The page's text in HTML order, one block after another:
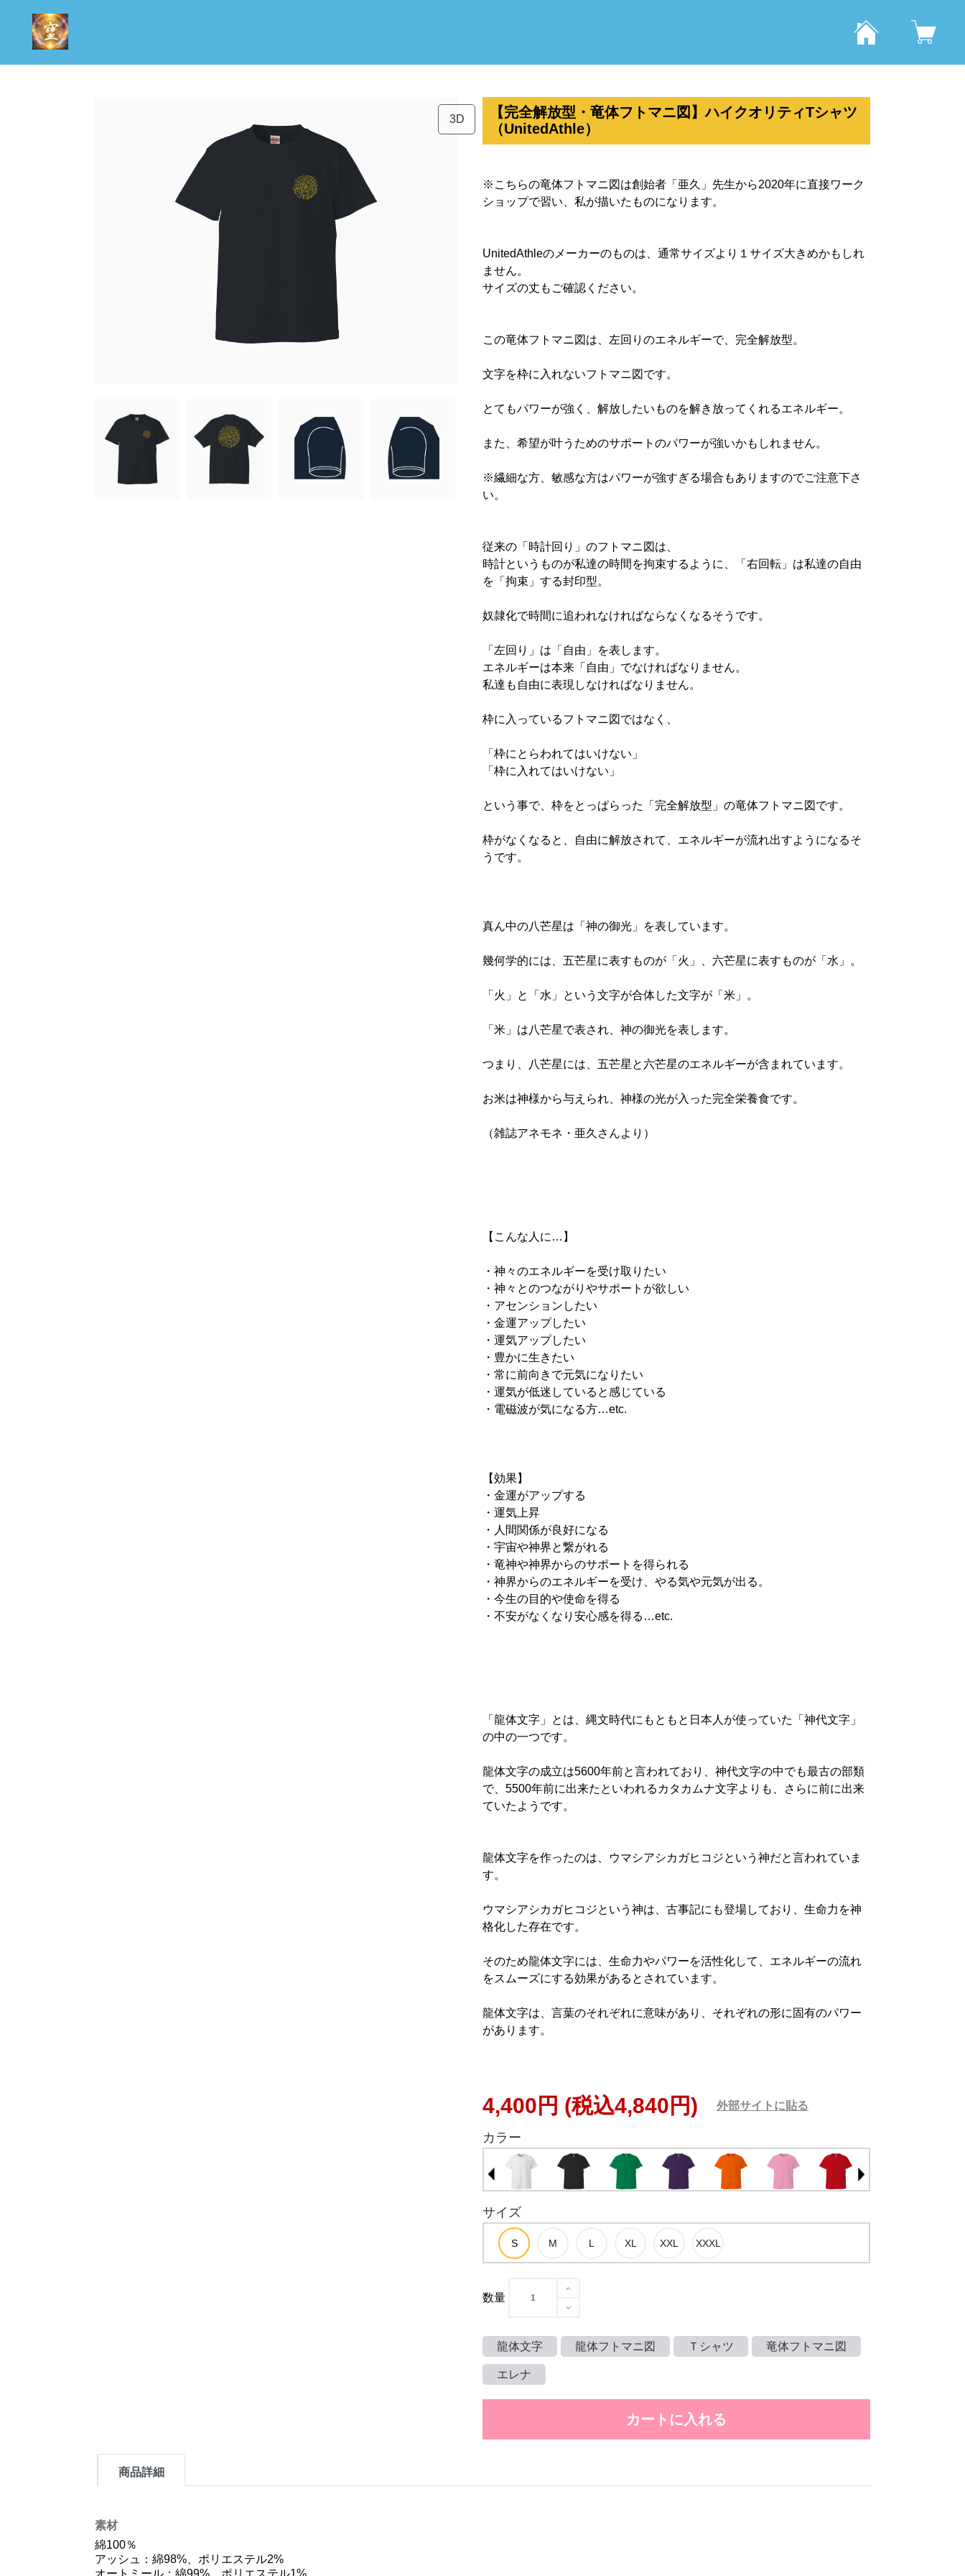
3D
【完全解放型・竜体フトマニ図】ハイクオリティTシャツ
（UnitedAthle）
※こちらの竜体フトマニ図は創始者「亜久」先生から2020年に直接ワーク
ショップで習い、私が描いたものになります。
UnitedAthleのメーカーのものは、通常サイズより１サイズ大きめかもしれ
ません。
サイズの丈もご確認ください。
この竜体フトマニ図は、左回りのエネルギーで、完全解放型。
文字を枠に入れないフトマニ図です。
とてもパワーが強く、解放したいものを解き放ってくれるエネルギー。
また、希望が叶うためのサポートのパワーが強いかもしれません。
※繊細な方、敏感な方はパワーが強すぎる場合もありますのでご注意下さ
い。
従来の「時計回り」のフトマニ図は、
時計というものが私達の時間を拘束するように、「右回転」は私達の自由
を「拘束」する封印型。
奴隷化で時間に追われなければならなくなるそうです。
「左回り」は「自由」を表します。
エネルギーは本来「自由」でなければなりません。
私達も自由に表現しなければなりません。
枠に入っているフトマニ図ではなく、
「枠にとらわれてはいけない」
「枠に入れてはいけない」
という事で、枠をとっぱらった「完全解放型」の竜体フトマニ図です。
枠がなくなると、自由に解放されて、エネルギーが流れ出すようになるそ
うです。
真ん中の八芒星は「神の御光」を表しています。
幾何学的には、五芒星に表すものが「火」、六芒星に表すものが「水」。
「火」と「水」という文字が合体した文字が「米」。
「米」は八芒星で表され、神の御光を表します。
つまり、八芒星には、五芒星と六芒星のエネルギーが含まれています。
お米は神様から与えられ、神様の光が入った完全栄養食です。
（雑誌アネモネ・亜久さんより）
【こんな人に…】
・神々のエネルギーを受け取りたい
・神々とのつながりやサポートが欲しい
・アセンションしたい
・金運アップしたい
・運気アップしたい
・豊かに生きたい
・常に前向きで元気になりたい
・運気が低迷していると感じている
・電磁波が気になる方…etc.
【効果】
・金運がアップする
・運気上昇
・人間関係が良好になる
・宇宙や神界と繋がれる
・竜神や神界からのサポートを得られる
・神界からのエネルギーを受け、やる気や元気が出る。
・今生の目的や使命を得る
・不安がなくなり安心感を得る…etc.
「龍体文字」とは、縄文時代にもともと日本人が使っていた「神代文字」
の中の一つです。
龍体文字の成立は5600年前と言われており、神代文字の中でも最古の部類
で、5500年前に出来たといわれるカタカムナ文字よりも、さらに前に出来
ていたようです。
龍体文字を作ったのは、ウマシアシカガヒコジという神だと言われていま
す。
ウマシアシカガヒコジという神は、古事記にも登場しており、生命力を神
格化した存在です。
そのため龍体文字には、生命力やパワーを活性化して、エネルギーの流れ
をスムーズにする効果があるとされています。
龍体文字は、言葉のそれぞれに意味があり、それぞれの形に固有のパワー
があります。
4,400円 (税込4,840円) 外部サイトに貼る
カラー
サイズ
数量
龍体文字 龍体フトマニ図 Ｔシャツ 竜体フトマニ図
エレナ
カートに入れる
商品詳細
素材
綿100％
アッシュ：綿98%、ポリエステル2%
オートミール：綿99%、ポリエステル1%